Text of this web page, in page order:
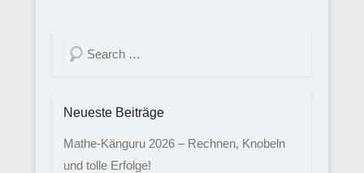
Suchen
Neueste Beiträge
Mathe-Känguru 2026 – Rechnen, Knobeln
und tolle Erfolge!